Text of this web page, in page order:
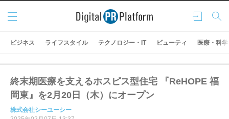
ログ
イン
検索
メニ
ュー
ビジネス ライフスタイル テクノロジー・IT ビューティ 医療・科学
終末期医療を支えるホスピス型住宅 『ReHOPE 福
岡東』を2月20日（木）にオープン
株式会社シーユーシー